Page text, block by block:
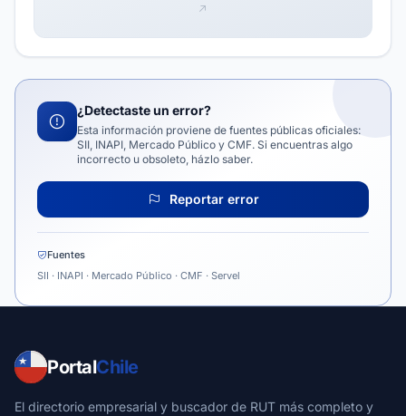
¿Detectaste un error?
Esta información proviene de fuentes públicas oficiales:
SII, INAPI, Mercado Público y CMF. Si encuentras algo
incorrecto u obsoleto, házlo saber.
Reportar error
Fuentes
SII · INAPI · Mercado Público · CMF · Servel
PortalChile
El directorio empresarial y buscador de RUT más completo y